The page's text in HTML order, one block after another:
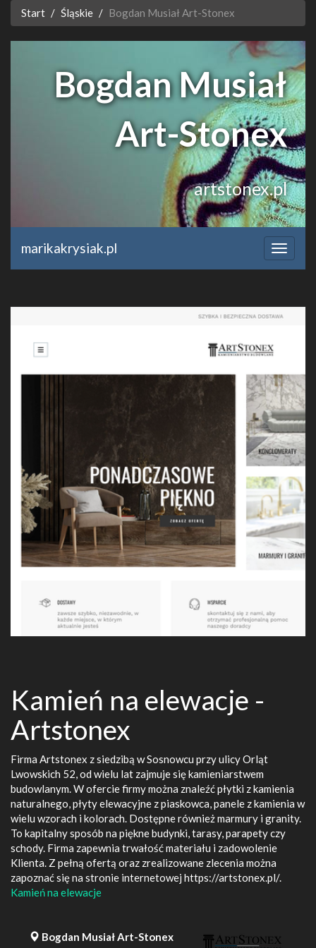
Start Śląskie Bogdan Musiał Art-Stonex
Bogdan Musiał
Art-Stonex
artstonex.pl
marikakrysiak.pl
Kamień na elewacje -
Artstonex
Firma Artstonex z siedzibą w Sosnowcu przy ulicy Orląt
Lwowskich 52, od wielu lat zajmuje się kamieniarstwem
budowlanym. W ofercie firmy można znaleźć płytki z kamienia
naturalnego, płyty elewacyjne z piaskowca, panele z kamienia w
wielu wzorach i kolorach. Dostępne również marmury i granity.
To kapitalny sposób na piękne budynki, tarasy, parapety czy
schody. Firma zapewnia trwałość materiału i zadowolenie
Klienta. Z pełną ofertą oraz zrealizowane zlecenia można
zapoznać się na stronie internetowej https://artstonex.pl/.
Kamień na elewacje
Bogdan Musiał Art-Stonex